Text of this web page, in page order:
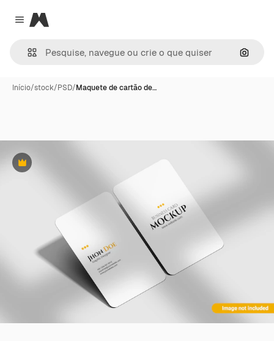
Close menu
Magnific
Início/stock/PSD/Maquete de cartão de…
Premium